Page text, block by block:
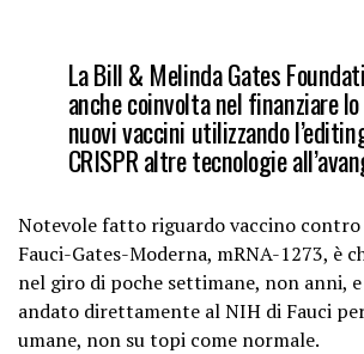
La Bill & Melinda Gates
anche coinvolta nel finanziare
nuovi vaccini utilizzando
CRISPR altre tecnologie
Notevole fatto riguardo vaccino
Fauci-Gates-Moderna, mRNA-1273, è
nel giro di poche settimane, non anni,
andato direttamente al NIH di Fauci
umane, non su topi come normale.